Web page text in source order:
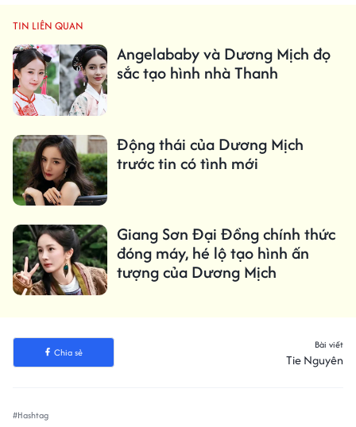
TIN LIÊN QUAN
Angelababy và Dương Mịch đọ
sắc tạo hình nhà Thanh
Động thái của Dương Mịch
trước tin có tình mới
Giang Sơn Đại Đồng chính thức
đóng máy, hé lộ tạo hình ấn
tượng của Dương Mịch
Chia sẻ
Bài viết
Tie Nguyên
#Hashtag